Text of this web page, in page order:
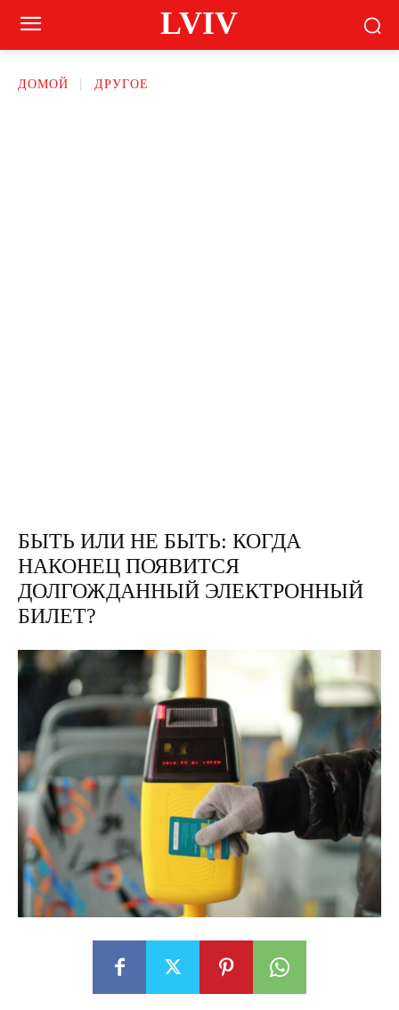
LVIV
ДОМОЙ ДРУГОЕ
БЫТЬ ИЛИ НЕ БЫТЬ: КОГДА
НАКОНЕЦ ПОЯВИТСЯ
ДОЛГОЖДАННЫЙ ЭЛЕКТРОННЫЙ
БИЛЕТ?